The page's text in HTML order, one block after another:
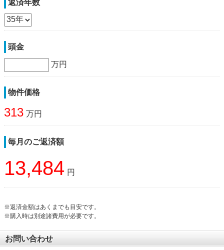
返済年数
頭金
万円
物件価格
313 万円
毎月のご返済額
13,484 円
※返済金額はあくまでも目安です。
※購入時は別途諸費用が必要です。
お問い合わせ